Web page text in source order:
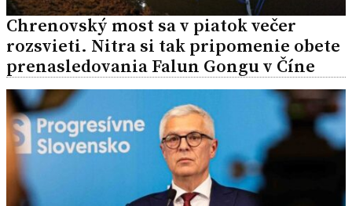
Chrenovský most sa v piatok večer
rozsvieti. Nitra si tak pripomenie obete
prenasledovania Falun Gongu v Číne